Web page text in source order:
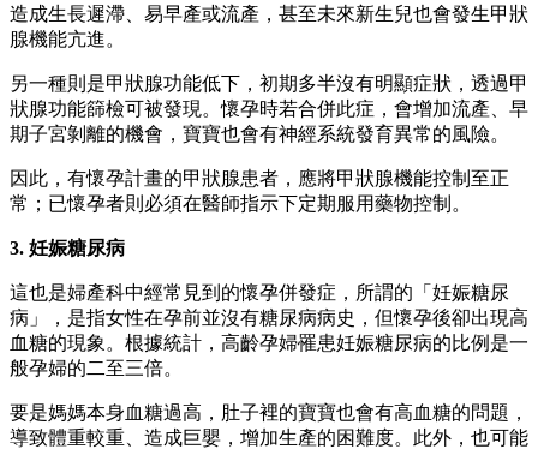
造成生長遲滯、易早產或流產，甚至未來新生兒也會發生甲狀
腺機能亢進。
另一種則是甲狀腺功能低下，初期多半沒有明顯症狀，透過甲
狀腺功能篩檢可被發現。懷孕時若合併此症，會增加流產、早
期子宮剝離的機會，寶寶也會有神經系統發育異常的風險。
因此，有懷孕計畫的甲狀腺患者，應將甲狀腺機能控制至正
常；已懷孕者則必須在醫師指示下定期服用藥物控制。
3. 妊娠糖尿病
這也是婦產科中經常見到的懷孕併發症，所謂的「妊娠糖尿
病」，是指女性在孕前並沒有糖尿病病史，但懷孕後卻出現高
血糖的現象。根據統計，高齡孕婦罹患妊娠糖尿病的比例是一
般孕婦的二至三倍。
要是媽媽本身血糖過高，肚子裡的寶寶也會有高血糖的問題，
導致體重較重、造成巨嬰，增加生產的困難度。此外，也可能